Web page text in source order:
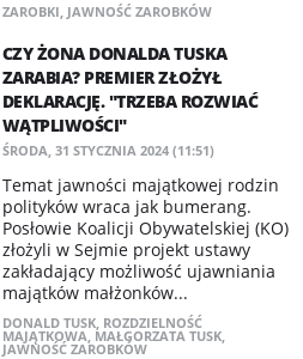
ZAROBKI, JAWNOŚĆ ZAROBKÓW
CZY ŻONA DONALDA TUSKA
ZARABIA? PREMIER ZŁOŻYŁ
DEKLARACJĘ. "TRZEBA ROZWIAĆ
WĄTPLIWOŚCI"
ŚRODA, 31 STYCZNIA 2024 (11:51)
Temat jawności majątkowej rodzin
polityków wraca jak bumerang.
Posłowie Koalicji Obywatelskiej (KO)
złożyli w Sejmie projekt ustawy
zakładający możliwość ujawniania
majątków małżonków...
DONALD TUSK, ROZDZIELNOŚĆ
MAJĄTKOWA, MAŁGORZATA TUSK,
JAWNOŚĆ ZAROBKÓW